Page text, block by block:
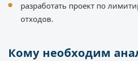
разработать проект по
отходов.
Кому необходим